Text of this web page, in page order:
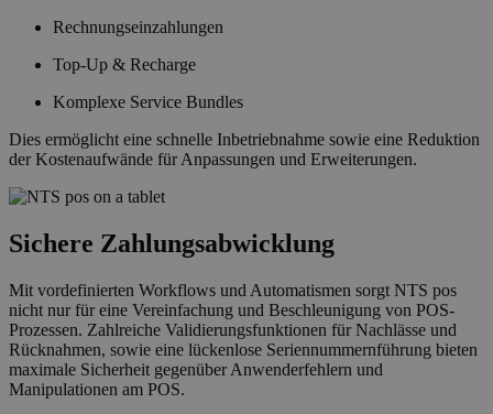
Rechnungseinzahlungen
Top-Up & Recharge
Komplexe Service Bundles
Dies ermöglicht eine schnelle Inbetriebnahme sowie eine Reduktion
der Kostenaufwände für Anpassungen und Erweiterungen.
Sichere Zahlungsabwicklung
Mit vordefinierten Workflows und Automatismen sorgt NTS pos
nicht nur für eine Vereinfachung und Beschleunigung von POS-
Prozessen. Zahlreiche Validierungsfunktionen für Nachlässe und
Rücknahmen, sowie eine lückenlose Seriennummernführung bieten
maximale Sicherheit gegenüber Anwenderfehlern und
Manipulationen am POS.